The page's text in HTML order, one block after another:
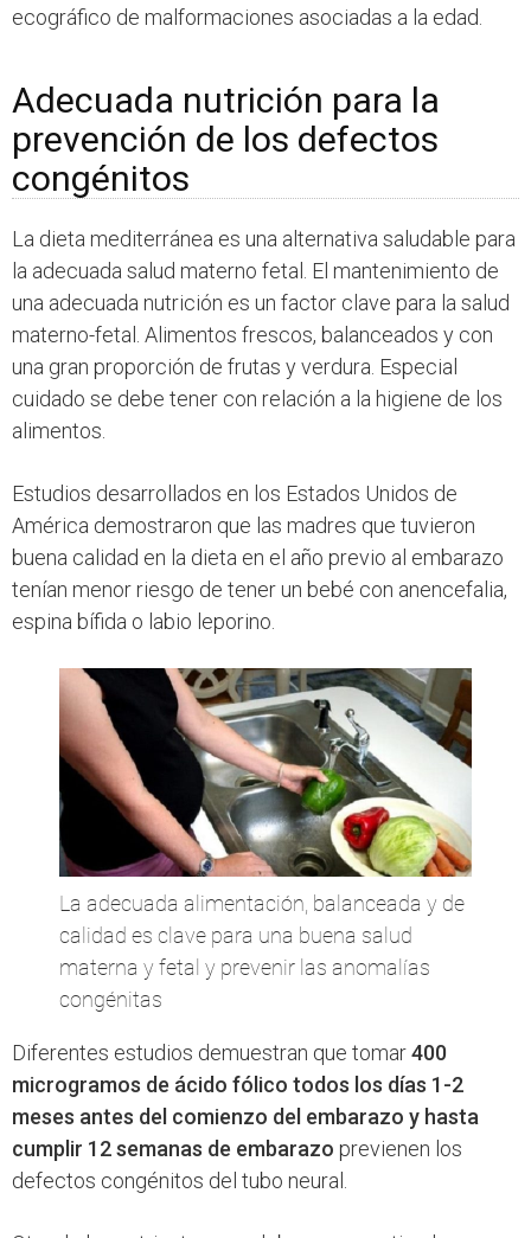
ecográfico de malformaciones asociadas a la edad.
Adecuada nutrición para la
prevención de los defectos
congénitos
La dieta mediterránea es una alternativa saludable para
la adecuada salud materno fetal. El mantenimiento de
una adecuada nutrición es un factor clave para la salud
materno-fetal. Alimentos frescos, balanceados y con
una gran proporción de frutas y verdura. Especial
cuidado se debe tener con relación a la higiene de los
alimentos.
Estudios desarrollados en los Estados Unidos de
América demostraron que las madres que tuvieron
buena calidad en la dieta en el año previo al embarazo
tenían menor riesgo de tener un bebé con anencefalia,
espina bífida o labio leporino.
La adecuada alimentación, balanceada y de
calidad es clave para una buena salud
materna y fetal y prevenir las anomalías
congénitas
Diferentes estudios demuestran que tomar400
microgramos de ácido fólico todos los días 1-2
meses antes del comienzo del embarazo y hasta
cumplir 12 semanas de embarazo previenen los
defectos congénitos del tubo neural.